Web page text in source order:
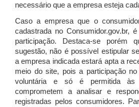
necessário que a empresa esteja
Caso a empresa que o
cadastrada no Consumidor.gov.br,
participação. Destaca-se porém
sugestão, não é possível estipular
a empresa indicada estará apta a
meio do site, pois a participação no
voluntária e só é permitida às
comprometem a analisar e
registradas pelos consumidores.